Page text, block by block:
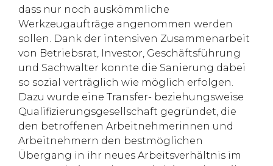
dass nur noch auskömmliche
Werkzeugaufträge angenommen werden
sollen. Dank der intensiven Zusammenarbeit
von Betriebsrat, Investor, Geschäftsführung
und Sachwalter konnte die Sanierung dabei
so sozial verträglich wie möglich erfolgen.
Dazu wurde eine Transfer- beziehungsweise
Qualifizierungsgesellschaft gegründet, die
den betroffenen Arbeitnehmerinnen und
Arbeitnehmern den bestmöglichen
Übergang in ihr neues Arbeitsverhältnis im